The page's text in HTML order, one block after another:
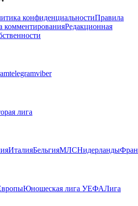
конфиденциальностиПравила
комментированияРедакционная
telegramviber
лига
ИталияБельгияМЛСНидерланды
Юношеская лига УЕФАЛига